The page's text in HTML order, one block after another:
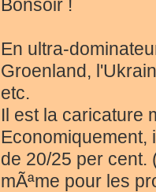
Bonsoir !
En ultra-
Groenland,
etc.
Il est la caricature
Economiquement,
de 20/25 per
mÃªme pour les